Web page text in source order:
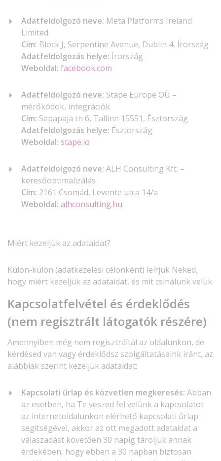
Adatfeldolgozó neve: Meta Platforms Ireland
Limited
Cím: Block J, Serpentine Avenue, Dublin 4, Írország
Adatfeldolgozás helye: Írország
Weboldal: facebook.com
Adatfeldolgozó neve: Stape Europe OÜ –
mérőkódok, integrációk
Cím: Sepapaja tn 6, Tallinn 15551, Észtország
Adatfeldolgozás helye: Észtország
Weboldal: stape.io
Adatfeldolgozó neve: ALH Consulting Kft. –
keresőoptimalizálás
Cím: 2161 Csomád, Levente utca 14/a
Weboldal: alhconsulting.hu
Miért kezeljük az adataidat?
Külön-külön (adatkezelési célonként) leírjuk Neked,
hogy miért kezeljük az adataidat, és mit csinálunk velük.
Kapcsolatfelvétel és érdeklődés
(nem regisztrált látogatók részére)
Amennyiben még nem regisztráltál az oldalunkon, de
kérdésed van vagy érdeklődsz szolgáltatásaink iránt, az
alábbiak szerint kezeljük adataidat:
Kapcsolati űrlap és közvetlen megkeresés: Abban
az esetben, ha Te veszed fel velünk a kapcsolatot
az internetoldalunkon elérhető kapcsolati űrlap
segítségével, akkor az ott megadott adataidat a
válaszadást követően 30 napig tároljuk annak
érdekében, hogy ebben a 30 napban biztosan